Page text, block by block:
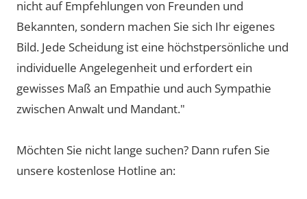
nicht auf Empfehlungen von Freunden und
Bekannten, sondern machen Sie sich Ihr eigenes
Bild. Jede Scheidung ist eine höchstpersönliche und
individuelle Angelegenheit und erfordert ein
gewisses Maß an Empathie und auch Sympathie
zwischen Anwalt und Mandant."
Möchten Sie nicht lange suchen? Dann rufen Sie
unsere kostenlose Hotline an: